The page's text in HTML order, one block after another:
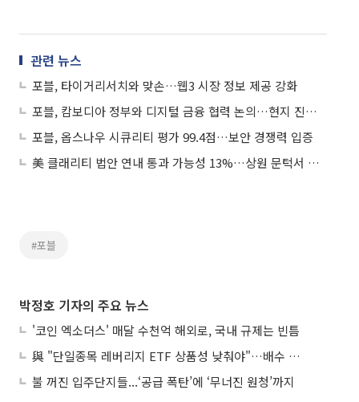
관련 뉴스
포블, 타이거리서치와 맞손…웹3 시장 정보 제공 강화
포블, 캄보디아 정부와 디지털 금융 협력 논의…현지 진출 본격화
포블, 옵스나우 시큐리티 평가 99.4점…보안 경쟁력 입증
美 클래리티 법안 연내 통과 가능성 13%…상원 문턱서 제동
#포블
박정호 기자의 주요 뉴스
'코인 엑소더스' 매달 수천억 해외로, 국내 규제는 빈틈
與 "단일종목 레버리지 ETF 상품성 낮춰야"…배수 조정안도 거론
불 꺼진 입주단지들...‘공급 폭탄’에 ‘무너진 원청’까지